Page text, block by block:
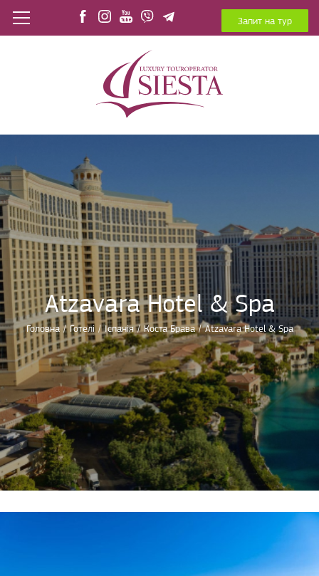
Запит на тур
Atzavara Hotel & Spa
Головна / Готелі / Іспанія / Коста Брава / Atzavara Hotel & Spa